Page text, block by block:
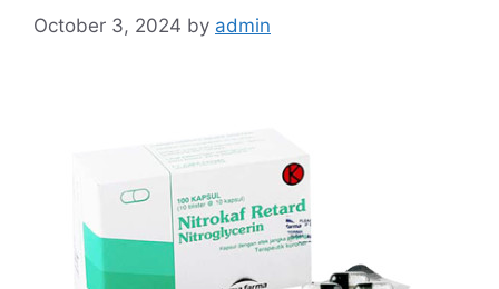
October 3, 2024 by admin